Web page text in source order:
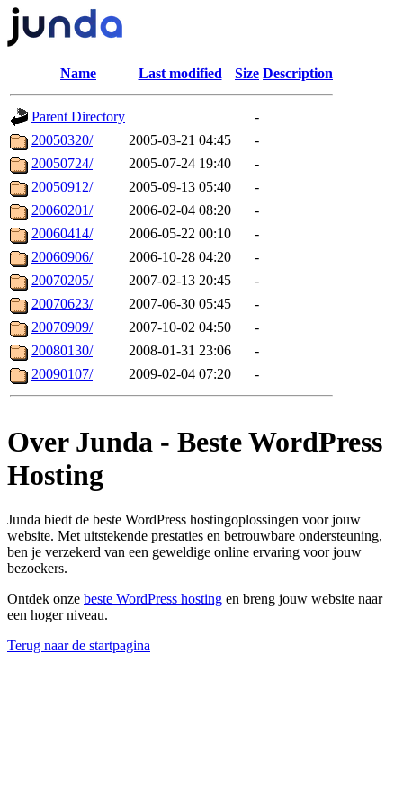
Name Last modified Size Description
Parent Directory
-
20050320/
2005-03-21 04:45
-
20050724/
2005-07-24 19:40
-
20050912/
2005-09-13 05:40
-
20060201/
2006-02-04 08:20
-
20060414/
2006-05-22 00:10
-
20060906/
2006-10-28 04:20
-
20070205/
2007-02-13 20:45
-
20070623/
2007-06-30 05:45
-
20070909/
2007-10-02 04:50
-
20080130/
2008-01-31 23:06
-
20090107/
2009-02-04 07:20 -
Over Junda - Beste WordPress
Hosting
Junda biedt de beste WordPress hostingoplossingen voor jouw
website. Met uitstekende prestaties en betrouwbare ondersteuning,
ben je verzekerd van een geweldige online ervaring voor jouw
bezoekers.
Ontdek onze beste WordPress hosting en breng jouw website naar
een hoger niveau.
Terug naar de startpagina